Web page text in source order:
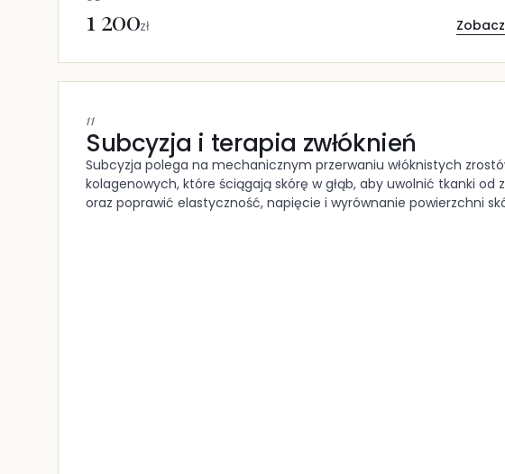
1 200zł
11
Subcyzja i terapia zwłóknień
Subcyzja polega na mechanicznym przerwaniu włóknistych
kolagenowych, które ściągają skórę w głąb, aby uwolnić tkanki od
oraz poprawić elastyczność, napięcie i wyrównanie powierzchni